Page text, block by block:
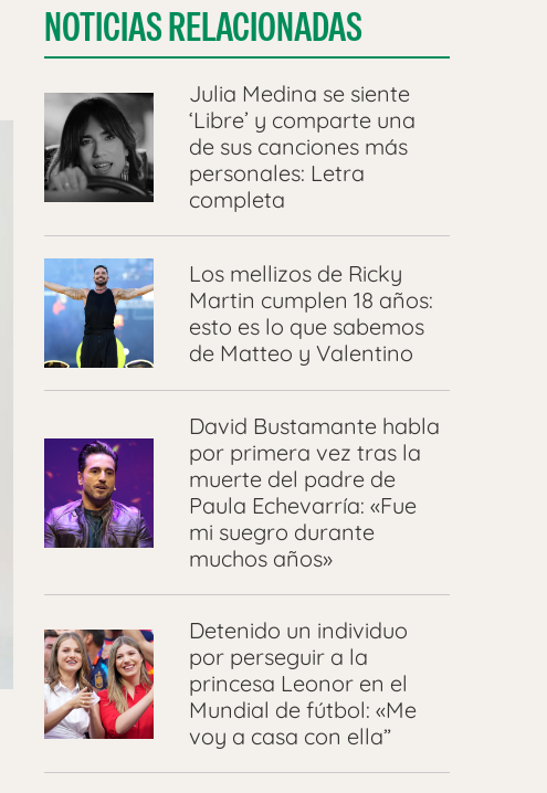
NOTICIAS RELACIONADAS
Julia Medina se siente
‘Libre’ y comparte una
de sus canciones más
personales: Letra
completa
Los mellizos de Ricky
Martin cumplen 18 años:
esto es lo que sabemos
de Matteo y Valentino
David Bustamante habla
por primera vez tras la
muerte del padre de
Paula Echevarría: «Fue
mi suegro durante
muchos años»
Detenido un individuo
por perseguir a la
princesa Leonor en el
Mundial de fútbol: «Me
voy a casa con ella”